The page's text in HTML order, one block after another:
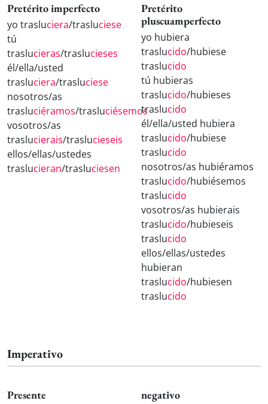
Pretérito imperfecto
yo trasluciera/trasluciese
tú
traslucieras/traslucieses
él/ella/usted
trasluciera/trasluciese
nosotros/as
trasluciéramos/trasluciésemos
vosotros/as
traslucierais/traslucieseis
ellos/ellas/ustedes
traslucieran/trasluciesen
Pretérito
pluscuamperfecto
yo hubiera
traslucido/hubiese
traslucido
tú hubieras
traslucido/hubieses
traslucido
él/ella/usted hubiera
traslucido/hubiese
traslucido
nosotros/as hubiéramos
traslucido/hubiésemos
traslucido
vosotros/as hubierais
traslucido/hubieseis
traslucido
ellos/ellas/ustedes
hubieran
traslucido/hubiesen
traslucido
Imperativo
Presente negativo